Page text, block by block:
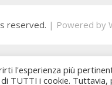
reserved. | Powered by
l'esperienza più
TUTTI i cookie.